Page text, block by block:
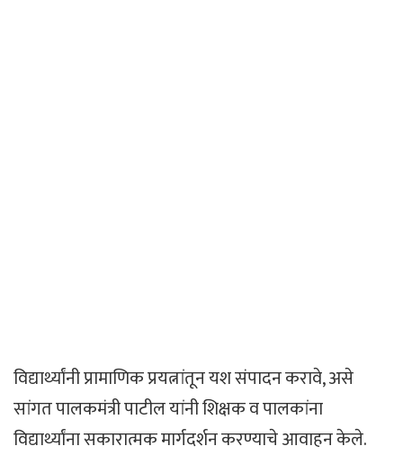
विद्यार्थ्यांनी प्रामाणिक प्रयत्नांतून यश संपादन करावे, असे
सांगत पालकमंत्री पाटील यांनी शिक्षक व पालकांना
विद्यार्थ्यांना सकारात्मक मार्गदर्शन करण्याचे आवाहन केले.